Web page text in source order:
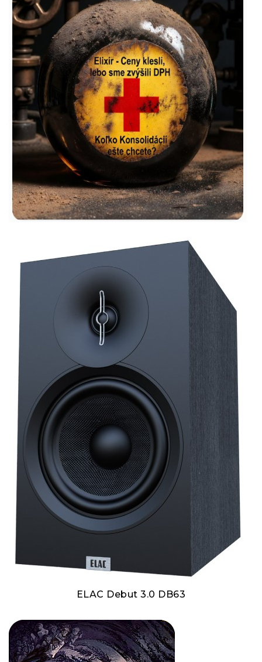
ELAC Debut 3.0 DB63